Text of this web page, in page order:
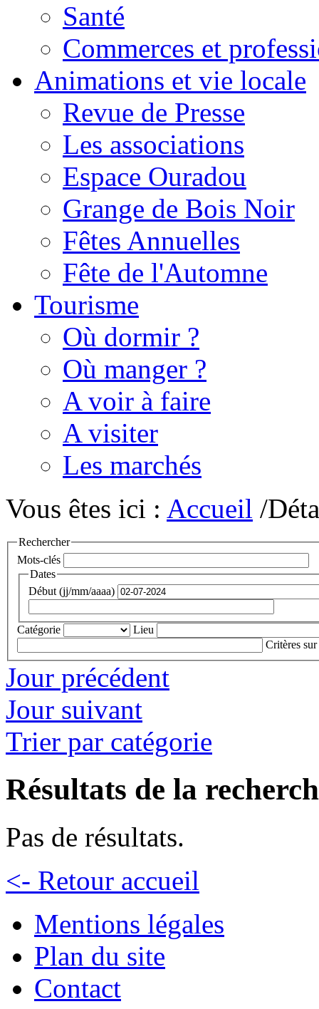
Santé
Commerces et
Animations et vie locale
Revue de Presse
Les associations
Espace Ouradou
Grange de Bois Noir
Fêtes Annuelles
Fête de l'Automne
Tourisme
Où dormir ?
Où manger ?
A voir à faire
A visiter
Les marchés
Vous êtes ici : Accueil /
Rechercher
Mots-clés
Dates
Début (jj/mm/aaaa)
Catégorie
Lieu
Critères sur
Jour précédent
Jour suivant
Trier par catégorie
Résultats de la
Pas de résultats.
<- Retour accueil
Mentions légales
Plan du site
Contact